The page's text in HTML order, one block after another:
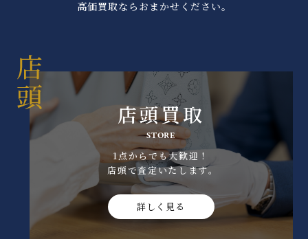
高価買取ならおまかせください。
店頭買取
STORE
1点からでも大歓迎！
店頭で査定いたします｡
詳しく見る